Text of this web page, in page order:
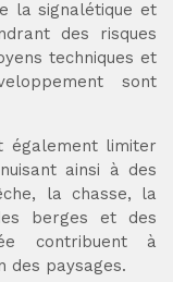
la signalétique et
des risques
techniques et
sont
également limiter
ainsi à des
la chasse, la
berges et des
contribuent à
des paysages.